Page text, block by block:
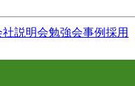
説明会勉強会事例採用